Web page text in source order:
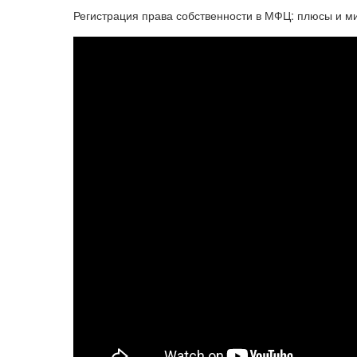
Регистрация права собственности в МФЦ: плюсы и